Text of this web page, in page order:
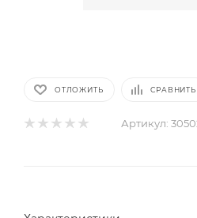
ОТЛОЖИТЬ СРАВНИТЬ
Артикул: